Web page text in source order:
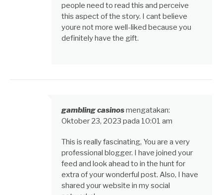
people need to read this and perceive
this aspect of the story. I cant believe
youre not more well-liked because you
definitely have the gift.
gambling casinosmengatakan:
Oktober 23, 2023 pada 10:01 am
This is really fascinating, You are a very
professional blogger. I have joined your
feed and look ahead to in the hunt for
extra of your wonderful post. Also, I have
shared your website in my social